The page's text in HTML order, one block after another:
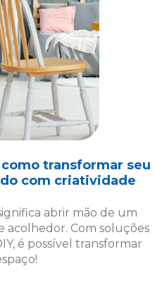
como transformar seu
com criatividade
abrir mão de um
acolhedor. Com soluções
é possível transformar